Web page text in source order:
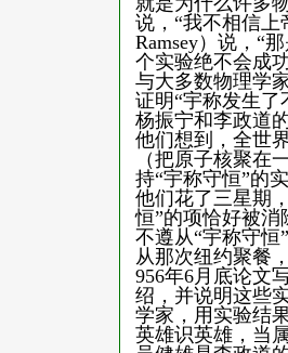
说，“我不相信上
Ramsey）说，“
个实验绝不会成功
与大多数物理学
证明“宇称发生了
杨振宁和李政道
他们想到，全世
（把原子核聚在
持“宇称守恒”的
他们花了三星期
恒”的项恰好被
不遵从“宇称守恒
从那次纽约聚餐
956年6月底论文
绍，并说明这些
学家，用实验结
英雄识英雄，当